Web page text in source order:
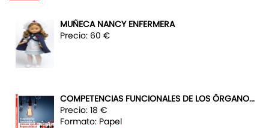
MUÑECA NANCY ENFERMERA
Precio: 60 €
COMPETENCIAS FUNCIONALES DE LOS ÖRGANO...
Precio: 18 €
Formato: Papel